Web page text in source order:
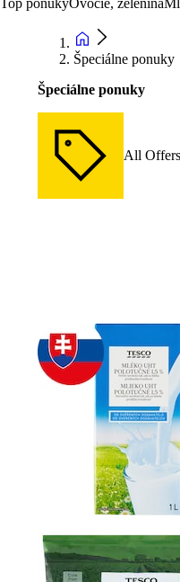
Top ponukyOvocie, zelenina
Špeciálne ponuky
Špeciálne ponuky
All Offers